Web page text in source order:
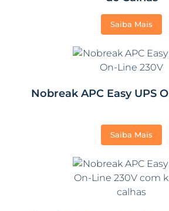
Saiba Mais
Nobreak APC Easy UPS
Saiba Mais